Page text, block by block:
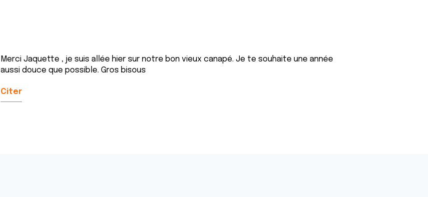
Merci Jaquette , je suis allée hier sur notre bon vieux canapé. Je te souhaite une année
aussi douce que possible. Gros bisous
Citer